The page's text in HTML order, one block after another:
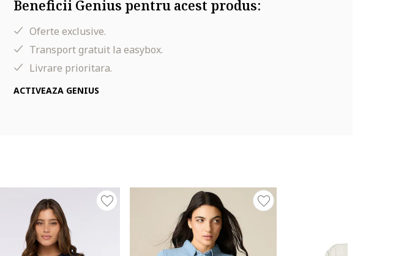
Beneficii Genius pentru acest produs:
Oferte exclusive.
Transport gratuit la easybox.
Livrare prioritara.
ACTIVEAZA GENIUS